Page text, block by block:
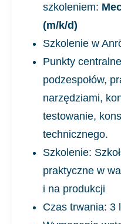
szkoleniem:
(m/k/d)
Szkolenie w
Punkty
podzespołów,
narzędziami,
testowanie,
technicznego.
Szkolenie:
praktyczne w
i na produkcji
Czas trwania: 3